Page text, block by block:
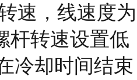
速，线速度为
杆转速设置低
冷却时间结束